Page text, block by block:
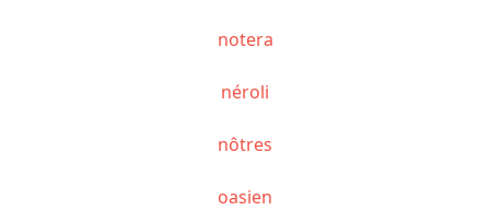
notera
néroli
nôtres
oasien